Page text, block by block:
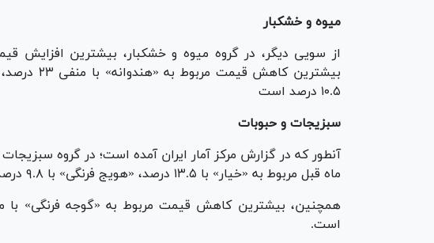
میوه و خشکبار
۱۰.۵ درصد است
سبزیجات و حبوبات
آنطور که در گزارش مرکز آمار ایران آمده است؛ در گروه
ماه قبل مربوط به «خیار» با ۱۳.۵ درصد، «هویج فرنگی» با ۹.۸ درصد و «قارچ» با ۷.۹ درصد است.
است.